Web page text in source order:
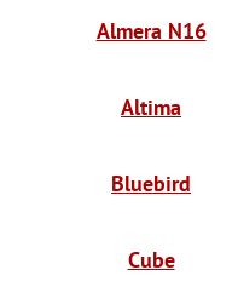
Almera N16
Altima
Bluebird
Cube